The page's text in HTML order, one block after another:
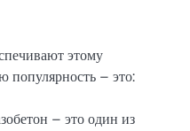
этому
популярность – это:
– это один из